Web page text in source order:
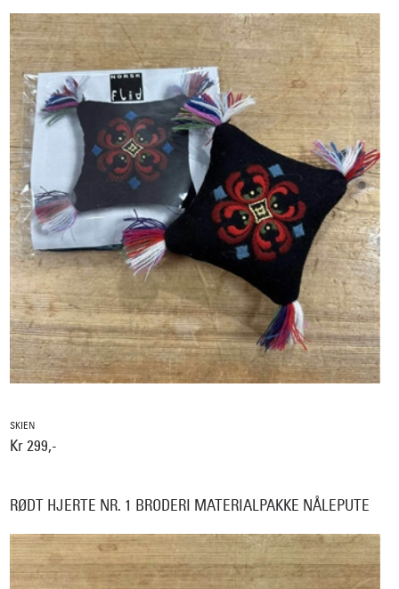
SKIEN
Kr 299,-
RØDT HJERTE NR. 1 BRODERI MATERIALPAKKE NÅLEPUTE